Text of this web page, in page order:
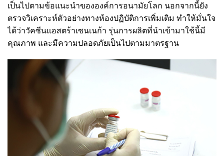
เป็นไปตามข้อแนะนำขององค์การอนามัยโลก นอกจากนี้ยัง
ตรวจวิเคราะห์ตัวอย่างทางห้องปฏิบัติการเพิ่มเติม ทำให้มั่นใจ
ได้ว่าวัคซีนแอสตร้าเซนเนก้า รุ่นการผลิตที่นำเข้ามาใช้นี้มี
คุณภาพ และมีความปลอดภัยเป็นไปตามมาตรฐาน